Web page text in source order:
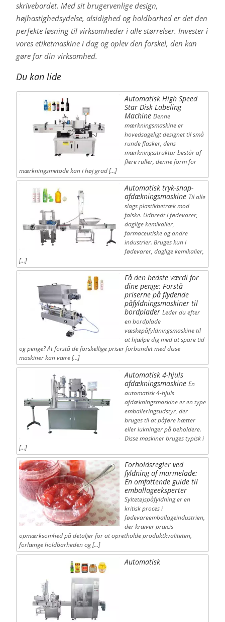
skrivebordet. Med sit brugervenlige design,
højhastighedsydelse, alsidighed og holdbarhed er det den
perfekte løsning til virksomheder i alle størrelser. Invester i
vores etiketmaskine i dag og oplev den forskel, den kan
gøre for din virksomhed.
Du kan lide
Automatisk High Speed
Star Disk Labeling
Machine Denne
mærkningsmaskine er
hovedsageligt designet til små
runde flasker, dens
mærkningsstruktur består af
flere ruller, denne form for
mærkningsmetode kan i høj grad […]
Automatisk tryk-snap-
afdækningsmaskine Til alle
slags plastikbetræk mod
falske. Udbredt i fødevarer,
daglige kemikalier,
farmaceutiske og andre
industrier. Bruges kun i
fødevarer, daglige kemikalier,
[…]
Få den bedste værdi for
dine penge: Forstå
priserne på flydende
påfyldningsmaskiner til
bordplader Leder du efter
en bordplade
væskepåfyldningsmaskine til
at hjælpe dig med at spare tid
og penge? At forstå de forskellige priser forbundet med disse
maskiner kan være […]
Automatisk 4-hjuls
afdækningsmaskine En
automatisk 4-hjuls
afdækningsmaskine er en type
emballeringsudstyr, der
bruges til at påføre hætter
eller lukninger på beholdere.
Disse maskiner bruges typisk i
[…]
Forholdsregler ved
fyldning af marmelade:
En omfattende guide til
emballageeksperter
Syltetøjspåfyldning er en
kritisk proces i
fødevareemballageindustrien,
der kræver præcis
opmærksomhed på detaljer for at opretholde produktkvaliteten,
forlænge holdbarheden og […]
Automatisk